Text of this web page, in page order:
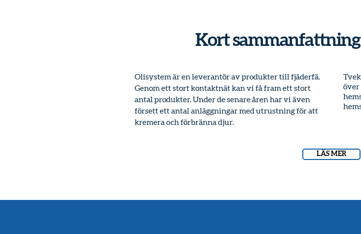
Kort
Olisystem är en leverantör av produkter till fjäderfä.
Genom ett stort kontaktnät kan vi få fram ett stort
antal produkter.Under de senare åren har vi även
försett ett antal anläggningar med utrustning för att
kremera och förbränna djur.
över
LÄS MER